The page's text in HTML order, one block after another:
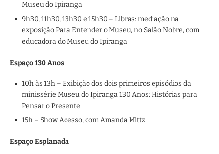
Museu do Ipiranga
9h30, 11h30, 13h30 e 15h30 – Libras: mediação na
exposição Para Entender o Museu, no Salão Nobre, com
educadora do Museu do Ipiranga
Espaço 130 Anos
10h às 13h – Exibição dos dois primeiros episódios da
minissérie Museu do Ipiranga 130 Anos: Histórias para
Pensar o Presente
15h – Show Acesso, com Amanda Mittz
Espaço Esplanada